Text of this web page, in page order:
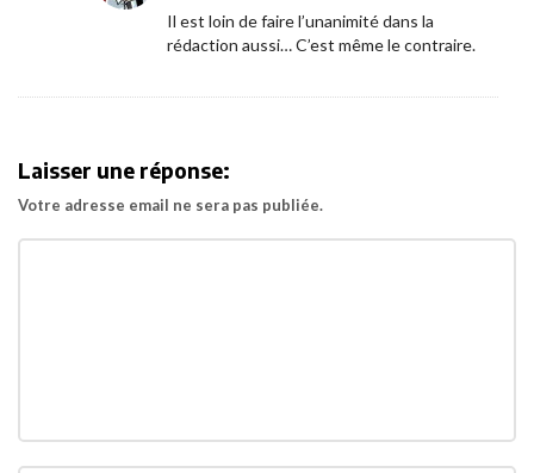
n
n
o
a
s
Il est loin de faire l’unanimité dans la
rédaction aussi… C’est même le contraire.
Laisser une réponse:
Votre adresse email ne sera pas publiée.